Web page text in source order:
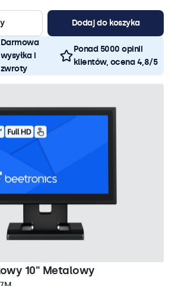
Dodaj do koszyka
Darmowa
wysyłka i
zwroty
Ponad 5000 opinii
klientów, ocena 4,8/5
10" Metalowy